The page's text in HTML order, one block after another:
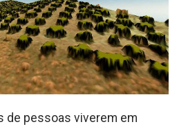
de pessoas viverem em